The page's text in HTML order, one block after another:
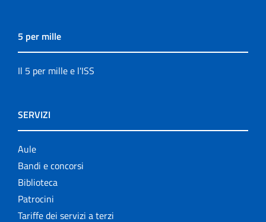
5 per mille
Il 5 per mille e l'ISS
SERVIZI
Aule
Bandi e concorsi
Biblioteca
Patrocini
Tariffe dei servizi a terzi